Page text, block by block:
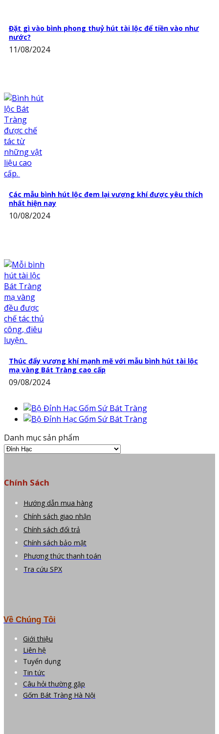
Đặt gì vào bình phong thuỷ hút tài lộc để tiền vào như
nước?
11/08/2024
Các mẫu bình hút lộc đem lại vượng khí được yêu thích
nhất hiện nay
10/08/2024
Thúc đẩy vượng khí mạnh mẽ với mẫu bình hút tài lộc
mạ vàng Bát Tràng cao cấp
09/08/2024
Danh mục sản phẩm
Chính Sách
Hướng dẫn mua hàng
Chính sách giao nhận
Chính sách đổi trả
Chính sách bảo mật
Phương thức thanh toán
Tra cứu SPX
Về Chúng Tôi
Giới thiệu
Liên hệ
Tuyển dụng
Tin tức
Câu hỏi thường gặp
Gốm Bát Tràng Hà Nội